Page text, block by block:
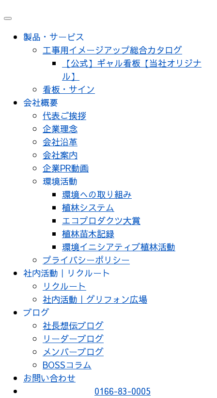
メ
製品・サービス
工事用イメージアップ総合カタログ
【公式】ギャル看板【当社オリジナ
ル】
看板・サイン
会社概要
代表ご挨拶
企業理念
会社沿革
会社案内
企業PR動画
環境活動
環境への取り組み
植林システム
エコプロダクツ大賞
植林苗木記録
環境イニシアティブ植林活動
プライバシーポリシー
社内活動｜リクルート
リクルート
社内活動｜グリフォン広場
ブログ
社長想伝ブログ
リーダーブログ
メンバーブログ
BOSSコラム
お問い合わせ
0166-83-0005